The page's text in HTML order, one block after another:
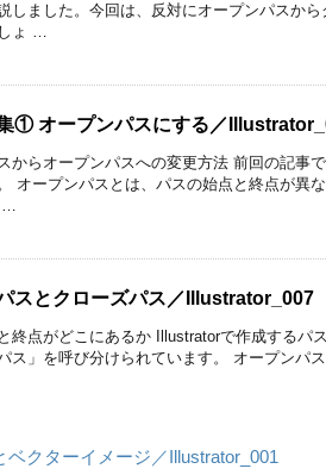
しました。今回は、反対にオープンパスか
ょ …
① オープンパスにする／
からオープンパスへの変更方法 前回の記事
オープンパスとは、パスの始点と終点が異
…
スとクローズパス／Illustrator_007
終点がどこにあるか Illustratorで作成するパ
パス」を呼び分けられています。 オープン
ベクターイメージ／Illustrator_001